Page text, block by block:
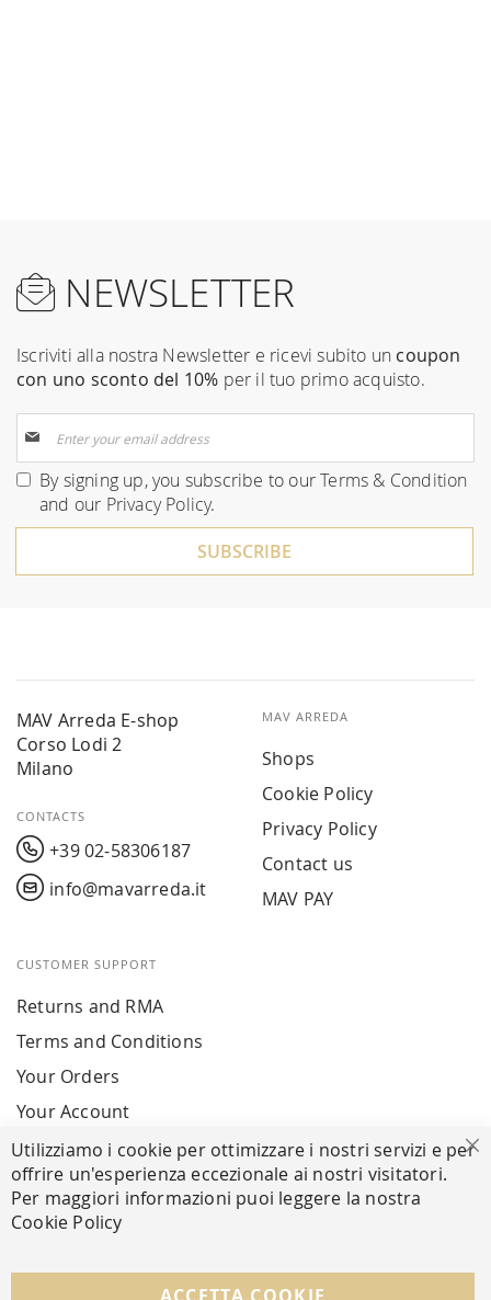
NEWSLETTER
Iscriviti alla nostra Newsletter e ricevi subito un coupon
con uno sconto del 10% per il tuo primo acquisto.
Up
for
Our
By signing up, you subscribe to ourTerms & Condition
and our Privacy Policy.
SUBSCRIBE
MAV Arreda E-shop
Corso Lodi 2
Milano
CONTACTS
+39 02-58306187
info@mavarreda.it
MAV ARREDA
Shops
Cookie Policy
Privacy Policy
Contact us
MAV PAY
CUSTOMER SUPPORT
Returns and RMA
Terms and Conditions
Your Orders
Your Account
SECURE PAYMENTS
FOLLOW US ON SOCIAL MEDIA
Utilizziamo i cookie per ottimizzare i nostri servizi e per
offrire un'esperienza eccezionale ai nostri visitatori.
Per maggiori informazioni puoi leggere la nostra
Cookie Policy